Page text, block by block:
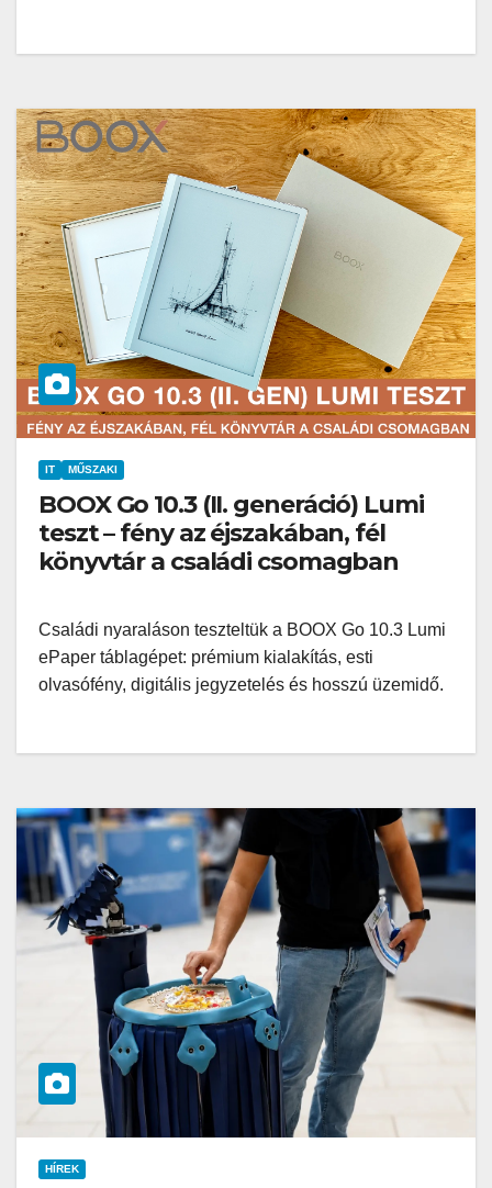
IT MŰSZAKI
BOOX Go 10.3 (II. generáció) Lumi
teszt – fény az éjszakában, fél
könyvtár a családi csomagban
Családi nyaraláson teszteltük a BOOX Go 10.3 Lumi
ePaper táblagépet: prémium kialakítás, esti
olvasófény, digitális jegyzetelés és hosszú üzemidő.
HÍREK